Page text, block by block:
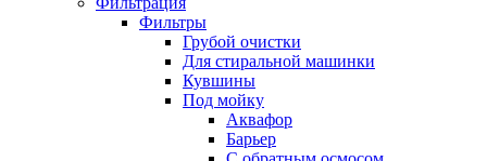
Фильтры
Грубой очистки
Для стиральной машинки
Кувшины
Под мойку
Аквафор
Барьер